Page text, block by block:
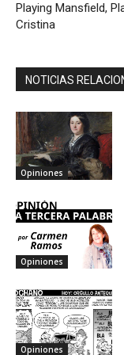
Playing Mansfield,
Cristina
NOTICIAS
Opiniones
Opiniones
Opiniones